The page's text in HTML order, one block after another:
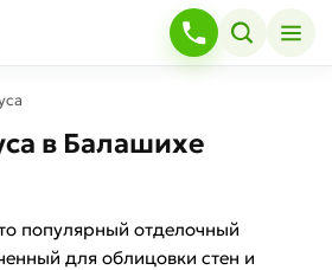
в Балашихе
популярный отделочный
для облицовки стен и